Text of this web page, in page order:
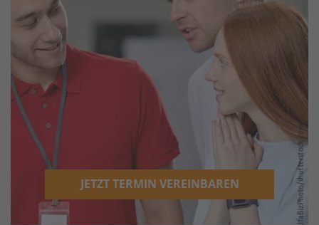
JETZT TERMIN VEREINBAREN